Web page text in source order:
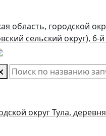
область, городской
сельский округ), 6-
округ Тула,